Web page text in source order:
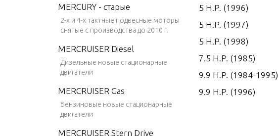
MERCURY - старые
2-х и 4-х тактные подвесные моторы
снятые с производства до 2010 г.
MERCRUISER Diesel
Дизельные новые стационарные
двигатели
MERCRUISER Gas
Бензиновые новые стационарные
двигатели
MERCRUISER Stern Drive
5 H.P. (1996)
5 H.P. (1997)
5 H.P. (1998)
7.5 H.P. (1985)
9.9 H.P. (1984-1995)
9.9 H.P. (1996)